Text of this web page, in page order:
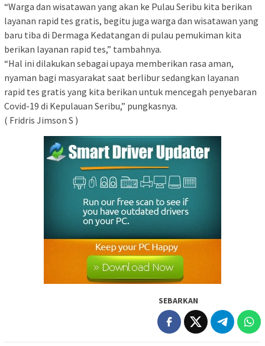
“Warga dan wisatawan yang akan ke Pulau Seribu kita berikan
layanan rapid tes gratis, begitu juga warga dan wisatawan yang
baru tiba di Dermaga Kedatangan di pulau pemukiman kita
berikan layanan rapid tes,” tambahnya.
“Hal ini dilakukan sebagai upaya memberikan rasa aman,
nyaman bagi masyarakat saat berlibur sedangkan layanan
rapid tes gratis yang kita berikan untuk mencegah penyebaran
Covid-19 di Kepulauan Seribu,” pungkasnya.
( Fridris Jimson S )
SEBARKAN